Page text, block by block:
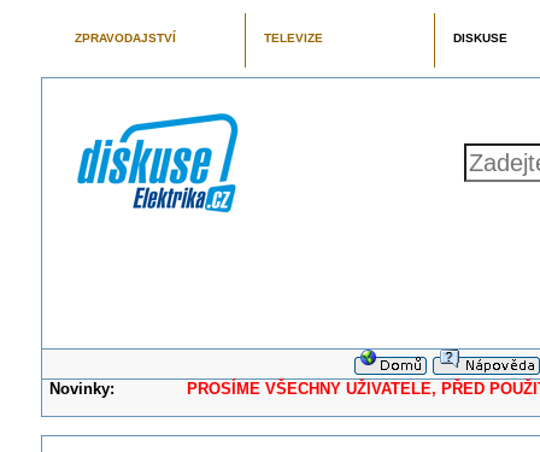
ZPRAVODAJSTVÍ TELEVIZE DISKUSE
Novinky: PROSÍME VŠECHNY UŽIVATELE, PŘED